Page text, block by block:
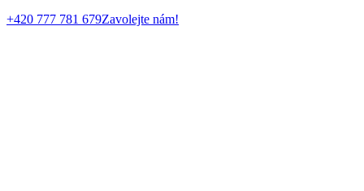
+420 777 781 679Zavolejte nám!